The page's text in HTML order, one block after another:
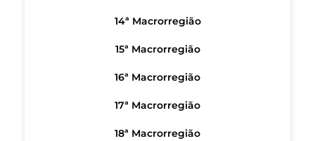
14ª Macrorregião
15ª Macrorregião
16ª Macrorregião
17ª Macrorregião
18ª Macrorregião